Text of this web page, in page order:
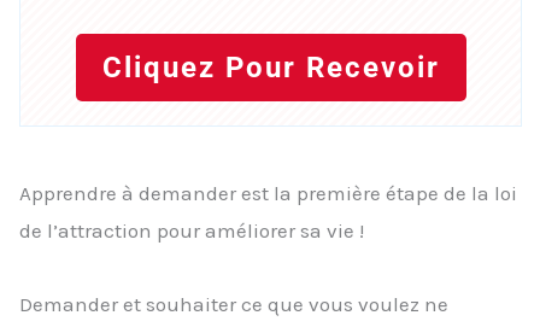
Cliquez Pour Recevoir
Apprendre à demander est la première étape de la loi
de l’attraction pour améliorer sa vie !
Demander et souhaiter ce que vous voulez ne